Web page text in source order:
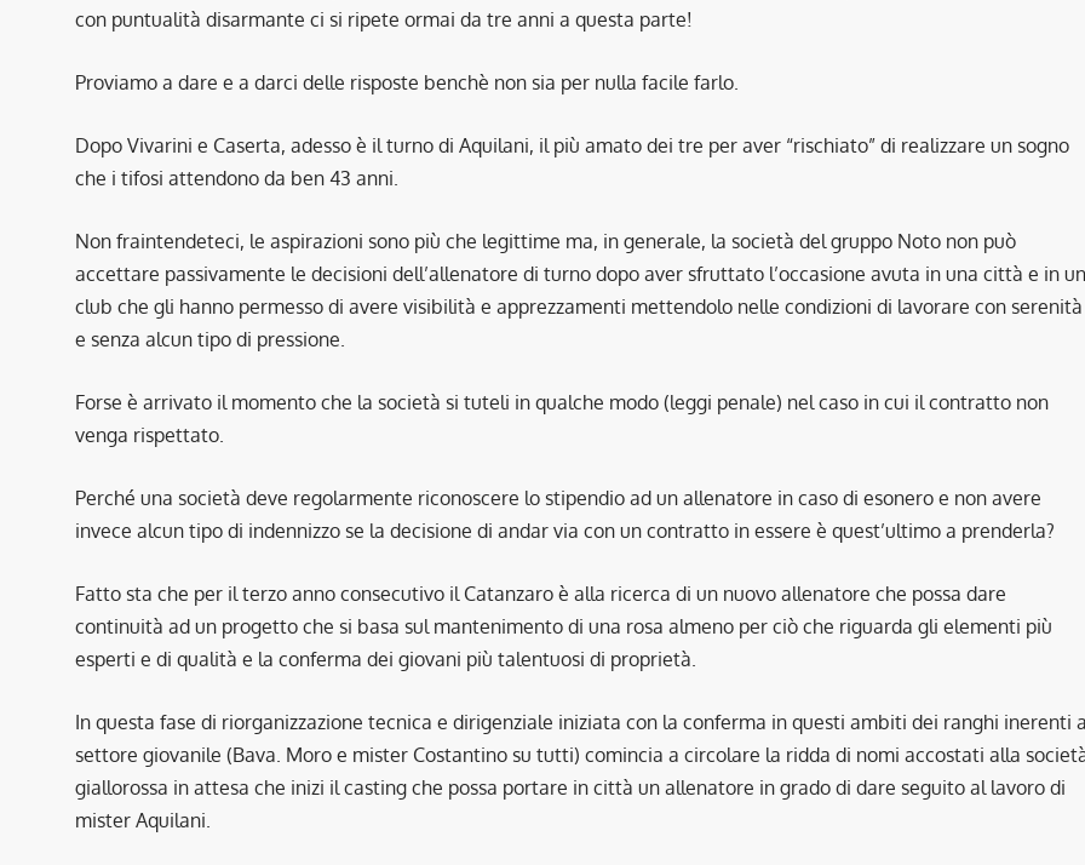
con puntualità disarmante ci si ripete ormai da tre anni a questa parte!
Proviamo a dare e a darci delle risposte benchè non sia per nulla facile farlo.
Dopo Vivarini e Caserta, adesso è il turno di Aquilani, il più amato dei tre per aver “rischiato” di realizzare un sogno
che i tifosi attendono da ben 43 anni.
Non fraintendeteci, le aspirazioni sono più che legittime ma, in generale, la società del gruppo Noto non può
accettare passivamente le decisioni dell’allenatore di turno dopo aver sfruttato l’occasione avuta in una città e in un
club che gli hanno permesso di avere visibilità e apprezzamenti mettendolo nelle condizioni di lavorare con serenità
e senza alcun tipo di pressione.
Forse è arrivato il momento che la società si tuteli in qualche modo (leggi penale) nel caso in cui il contratto non
venga rispettato.
Perché una società deve regolarmente riconoscere lo stipendio ad un allenatore in caso di esonero e non avere
invece alcun tipo di indennizzo se la decisione di andar via con un contratto in essere è quest’ultimo a prenderla?
Fatto sta che per il terzo anno consecutivo il Catanzaro è alla ricerca di un nuovo allenatore che possa dare
continuità ad un progetto che si basa sul mantenimento di una rosa almeno per ciò che riguarda gli elementi più
esperti e di qualità e la conferma dei giovani più talentuosi di proprietà.
In questa fase di riorganizzazione tecnica e dirigenziale iniziata con la conferma in questi ambiti dei ranghi inerenti
settore giovanile (Bava. Moro e mister Costantino su tutti) comincia a circolare la ridda di nomi accostati alla
giallorossa in attesa che inizi il casting che possa portare in città un allenatore in grado di dare seguito al lavoro di
mister Aquilani.